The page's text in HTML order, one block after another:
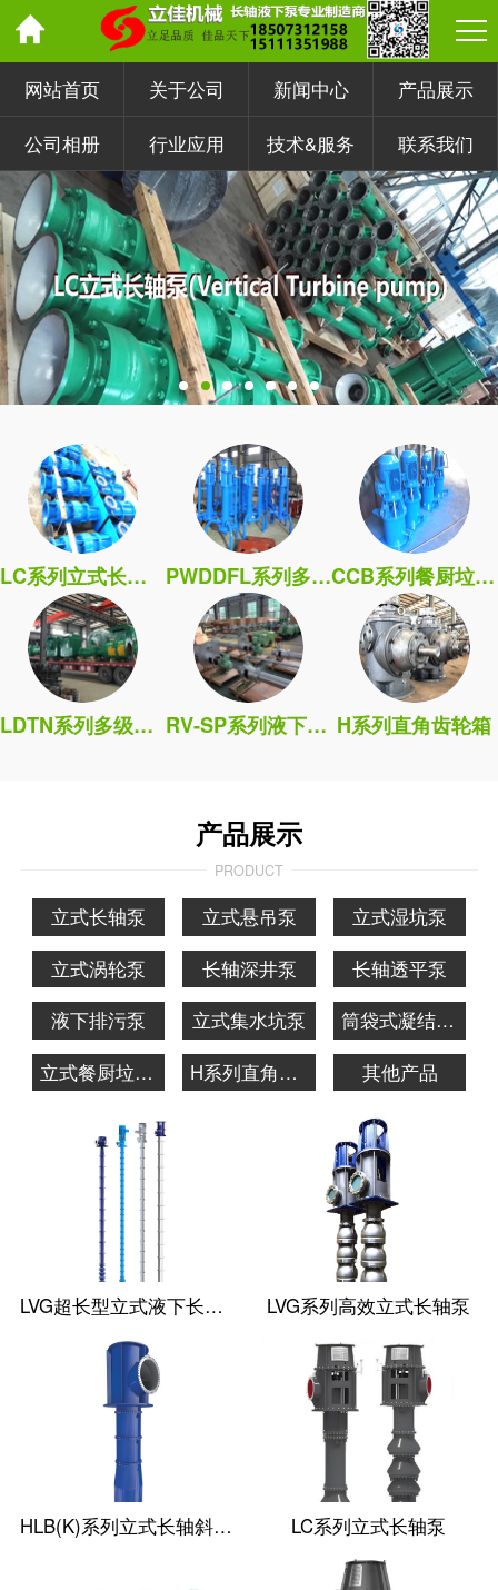
网站首页 关于公司 新闻中心 产品展示
公司相册 行业应用 技术&服务 联系我们
LC系列立式长轴泵 PWDDFL系列多吸头排污泵 CCB系列餐厨垃圾处理泵
LDTN系列多级筒袋式凝泵 RV-SP系列液下污水泵 H系列直角齿轮箱
产品展示
PRODUCT
立式长轴泵 立式悬吊泵
立式湿坑泵
立式涡轮泵
长轴深井泵
长轴透平泵
液下排污泵
立式集水坑泵
筒袋式凝结水泵
立式餐厨垃圾泵
H系列直角齿轮箱 其他产品
LVG超长型立式液下长轴泵 LVG系列高效立式长轴泵
HLB(K)系列立式长轴斜流泵 LC系列立式长轴泵